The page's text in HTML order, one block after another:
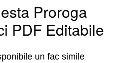
Proroga
PDF Editabile
un fac simile